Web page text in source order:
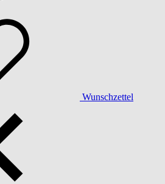
Wunschzettel